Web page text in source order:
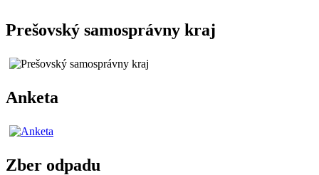
Prešovský samosprávny kraj
Anketa
Zber odpadu